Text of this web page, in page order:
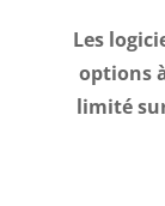
Les
options
limité